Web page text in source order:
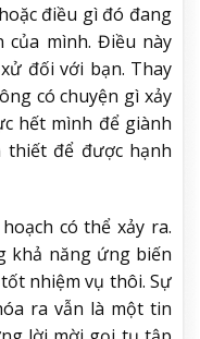
điều gì đó đang
của mình. Điều này
đối với bạn. Thay
có chuyện gì xảy
hết mình để giành
thiết để được hạnh
có thể xảy ra.
khả năng ứng biến
nhiệm vụ thôi. Sự
ra vẫn là một tin